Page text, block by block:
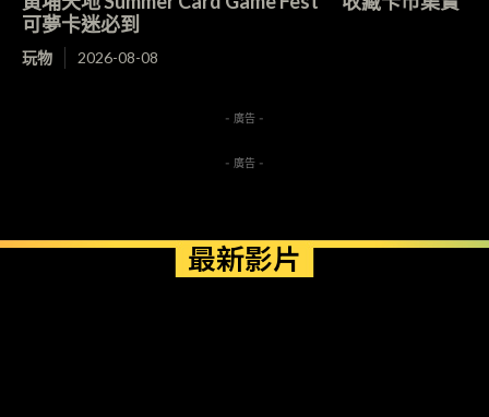
可夢卡迷必到
玩物 2026-08-08
- 廣告 -
- 廣告 -
最新影片